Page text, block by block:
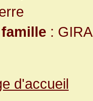
:
d'accueil